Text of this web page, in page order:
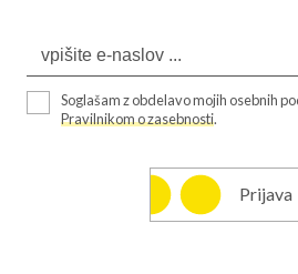
Soglašam z obdelavo mojih osebnih
Pravilnikom o zasebnosti.
Prijava